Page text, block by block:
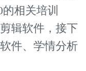
相关培训
辑软件，接下
件、学情分析